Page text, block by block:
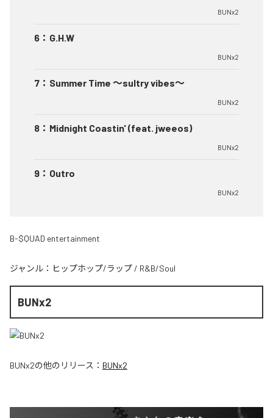
BUNx2
6 ： G.H.W
BUNx2
7 ： Summer Time 〜sultry vibes〜
BUNx2
8 ： Midnight Coastin' (feat. jweeos)
BUNx2
9 ： Outro
BUNx2
B-$QUAD entertainment
ジャンル： ヒップホップ/ラップ / R&B/Soul
BUNx2
BUNx2の他のリリース： BUNx2